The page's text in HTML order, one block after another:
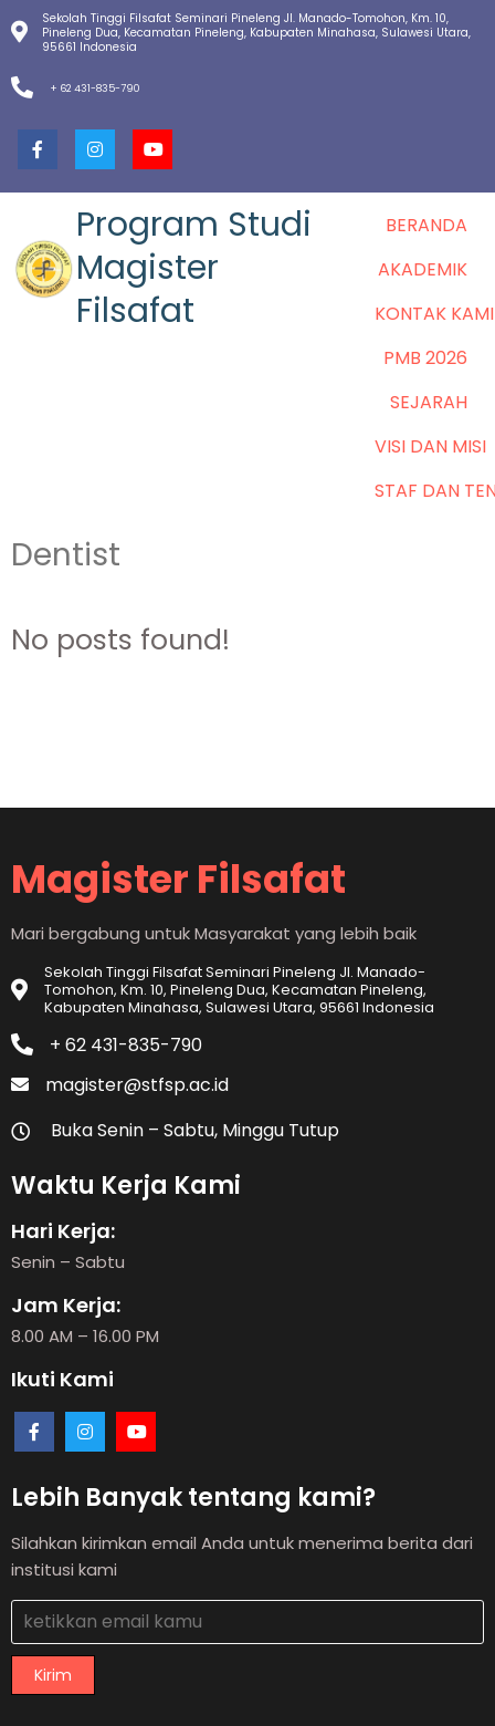
Sekolah Tinggi Filsafat Seminari Pineleng Jl. Manado-Tomohon, Km. 10,
Pineleng Dua, Kecamatan Pineleng, Kabupaten Minahasa, Sulawesi Utara,
95661 Indonesia
+ 62 431-835-790
Program Studi
Magister
Filsafat
BERANDA
AKADEMIK
KONTAK KAMI
PMB 2026
SEJARAH
VISI DAN MISI
STAF DAN
Dentist
No posts found!
Magister Filsafat
Mari bergabung untuk Masyarakat yang lebih baik
Sekolah Tinggi Filsafat Seminari Pineleng Jl. Manado-
Tomohon, Km. 10, Pineleng Dua, Kecamatan Pineleng,
Kabupaten Minahasa, Sulawesi Utara, 95661 Indonesia
+ 62 431-835-790
magister@stfsp.ac.id
Buka Senin – Sabtu, Minggu Tutup
Waktu Kerja Kami
Hari Kerja:
Senin – Sabtu
Jam Kerja:
8.00 AM – 16.00 PM
Ikuti Kami
Lebih Banyak tentang kami?
Silahkan kirimkan email Anda untuk menerima berita dari
institusi kami
Kirim